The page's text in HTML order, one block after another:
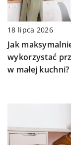
18 lipca 2026
Jak
wykorzystać
w małej kuchni?